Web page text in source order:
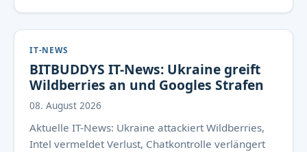
IT-NEWS
BITBUDDYS IT-News: Ukraine greift
Wildberries an und Googles Strafen
08. August 2026
Aktuelle IT-News: Ukraine attackiert Wildberries,
Intel vermeldet Verlust, Chatkontrolle verlängert